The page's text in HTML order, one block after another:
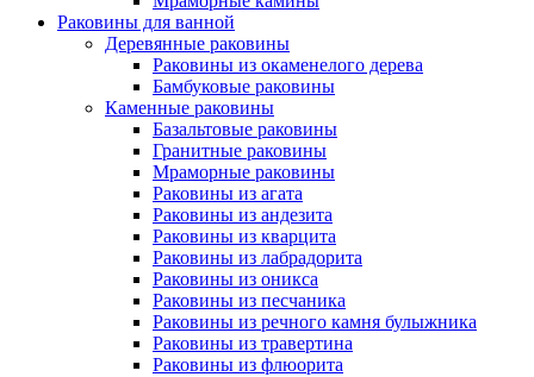
Раковины для ванной
Деревянные раковины
Раковины из окаменелого дерева
Бамбуковые раковины
Каменные раковины
Базальтовые раковины
Гранитные раковины
Мраморные раковины
Раковины из агата
Раковины из андезита
Раковины из кварцита
Раковины из лабрадорита
Раковины из оникса
Раковины из песчаника
Раковины из речного камня булыжника
Раковины из травертина
Раковины из флюорита